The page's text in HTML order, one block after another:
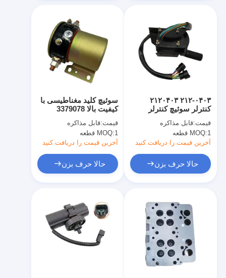
سوئیچ کلید مغناطیسی با
کیفیت بالا 3379078
قیمت:قابل مذاکره
MOQ:1 قطعه
آخرین قیمت را دریافت کنید
حالا حرف بزن
۲۱۲-۰۴۰۳ ۲۱۲۰۴۰۳
کنترلر سوئیچ کنترلر
قیمت:قابل مذاکره
MOQ:1 قطعه
آخرین قیمت را دریافت کنید
حالا حرف بزن